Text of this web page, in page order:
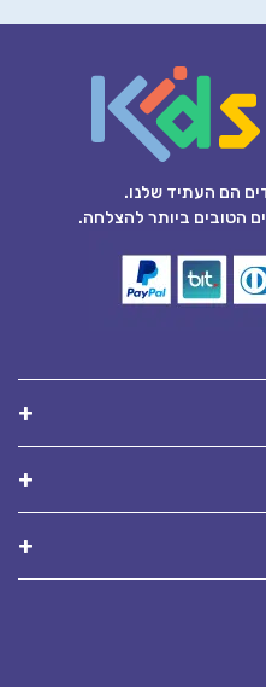
הם העתיד שלנו.
הטובים ביותר להצלחה.